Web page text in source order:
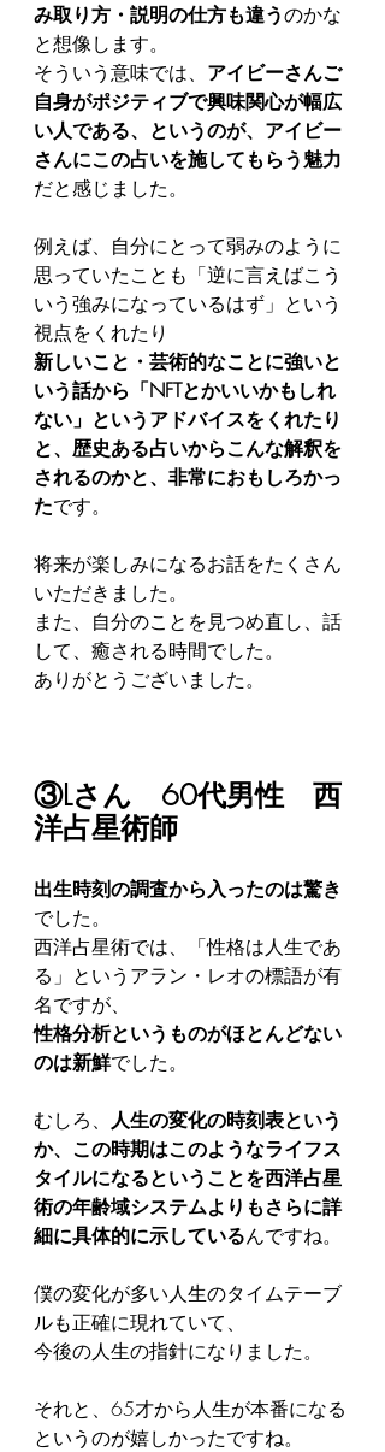
み取り方・説明の仕方も違うのかな
と想像します。
そういう意味では、 アイビーさんご
自身がポジティブで興味関心が幅広
い人である、というのが、アイビー
さんにこの占いを施してもらう魅力
だと感じました。
例えば、自分にとって弱みのように
思っていたことも「逆に言えばこう
いう強みになっているはず」という
視点をくれたり
新しいこと・芸術的なことに強いと
いう話から「NFTとかいいかもしれ
ない」というアドバイスをくれたり
と、歴史ある占いからこんな解釈を
されるのかと、非常におもしろかっ
たです。
将来が楽しみになるお話をたくさん
いただきました。
また、自分のことを見つめ直し、話
して、癒される時間でした。
ありがとうございました。
③Lさん　60代男性　西
洋占星術師
出生時刻の調査から入ったのは驚き
でした。
西洋占星術では、「性格は人生であ
る」というアラン・レオの標語が有
名ですが、
性格分析というものがほとんどない
のは新鮮でした。
むしろ、 人生の変化の時刻表という
か、この時期はこのようなライフス
タイルになるということを西洋占星
術の年齢域システムよりもさらに詳
細に具体的に示しているんですね。
僕の変化が多い人生のタイムテーブ
ルも正確に現れていて、
今後の人生の指針になりました。
それと、65才から人生が本番になる
というのが嬉しかったですね。